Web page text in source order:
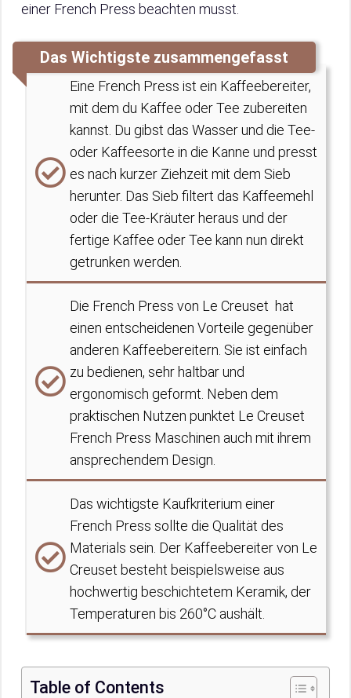
einer French Press beachten musst.
Das Wichtigste zusammengefasst
Eine French Press ist ein Kaffeebereiter,
mit dem du Kaffee oder Tee zubereiten
kannst. Du gibst das Wasser und die Tee-
oder Kaffeesorte in die Kanne und presst
es nach kurzer Ziehzeit mit dem Sieb
herunter. Das Sieb filtert das Kaffeemehl
oder die Tee-Kräuter heraus und der
fertige Kaffee oder Tee kann nun direkt
getrunken werden.
Die French Press von Le Creuset hat
einen entscheidenen Vorteile gegenüber
anderen Kaffeebereitern. Sie ist einfach
zu bedienen, sehr haltbar und
ergonomisch geformt. Neben dem
praktischen Nutzen punktet Le Creuset
French Press Maschinen auch mit ihrem
ansprechendem Design.
Das wichtigste Kaufkriterium einer
French Press sollte die Qualität des
Materials sein. Der Kaffeebereiter von Le
Creuset besteht beispielsweise aus
hochwertig beschichtetem Keramik, der
Temperaturen bis 260°C aushält.
Table of Contents